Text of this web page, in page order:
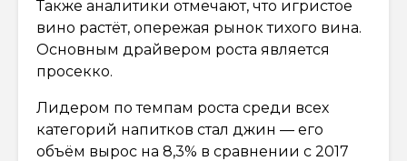
Также аналитики отмечают, что игристое
вино растёт, опережая рынок тихого вина.
Основным драйвером роста является
просекко.
Лидером по темпам роста среди всех
категорий напитков стал джин — его
объём вырос на 8,3% в сравнении с 2017